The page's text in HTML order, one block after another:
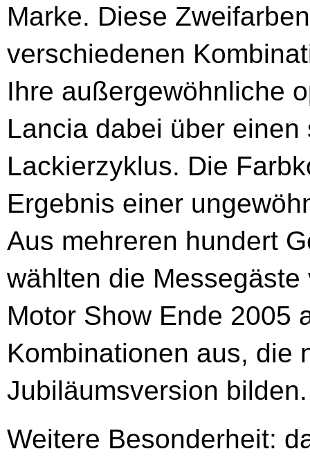
Marke. Diese
verschiedenen
Ihre außergewöhnliche
Lancia dabei über
Lackierzyklus. Die
Ergebnis einer
Aus mehreren hundert
wählten die
Motor Show Ende 2005
Kombinationen aus, die
Jubiläumsversion bilden.
Weitere Besonderheit: